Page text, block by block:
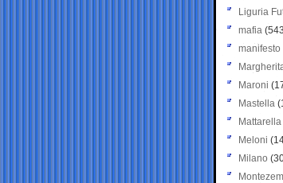
Liguria
mafia
manifesto
Maroni
Mastella
Mattarella
Meloni
Milano